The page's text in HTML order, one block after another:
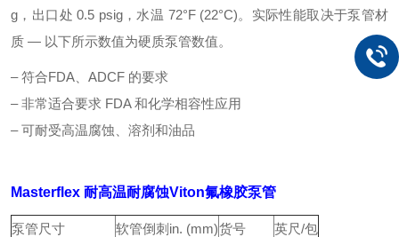
g，出口处 0.5 psig，水温 72°F (22°C)。实际性能取决于泵管材
质 — 以下所示数值为硬质泵管数值。
– 符合FDA、ADCF 的要求
– 非常适合要求 FDA 和化学相容性应用
– 可耐受高温腐蚀、溶剂和油品
Masterflex 耐高温耐腐蚀Viton氟橡胶泵管
泵管尺寸 软管倒刺in. (mm)货号
英尺/包